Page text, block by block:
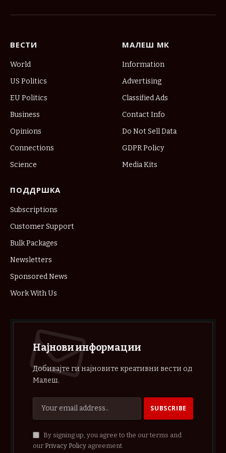
ВЕСТИ
World
US Politics
EU Politics
Business
Opinions
Connections
Science
МАЛЕШ МК
Information
Advertising
Classified Ads
Contact Info
Do Not Sell Data
GDPR Policy
Media Kits
ПОДДРШКА
Subscriptions
Customer Support
Bulk Packages
Newsletters
Sponsored News
Work With Us
Најнови информации
Добивајте ги најновите креативни вести од
Малеш.
By signing up, you agree to the our terms and
our Privacy Policyagreement.